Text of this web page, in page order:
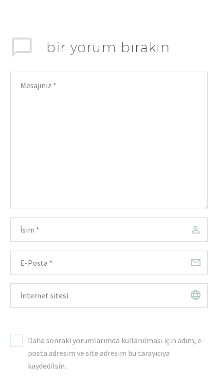
bir yorum bırakın
Daha sonraki yorumlarımda kullanılması için adım, e-
posta adresim ve site adresim bu tarayıcıya
kaydedilsin.